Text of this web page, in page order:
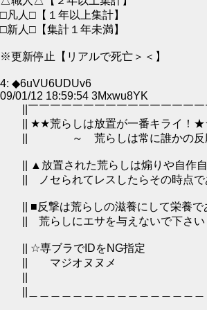
□凡人□【１年以上集計】
□新人□【集計１年未満】
※更新停止【リアルで死亡＞＜】
4: ◆6uVU6UDUv6
09/01/12 18:59:54 3Mxwu8YK
||￣￣￣￣￣￣￣￣￣￣￣￣￣￣￣￣
|| ★★荒らしは放置が一番キライ！
|| ～ 荒らしは常に誰かの反応
|| ▲放置された荒らしは煽りや自作自
|| ノセられてレスしたらその時点で
|| ■反撃は荒らしの滋養にして栄養で
|| 荒らしにエサを与えないで下さい
|| ☆専ブラでIDをNG指定
|| マジオヌヌ
|| ＼ (ﾟー
||＿＿＿＿＿＿＿＿＿＿＿＿＿＿＿